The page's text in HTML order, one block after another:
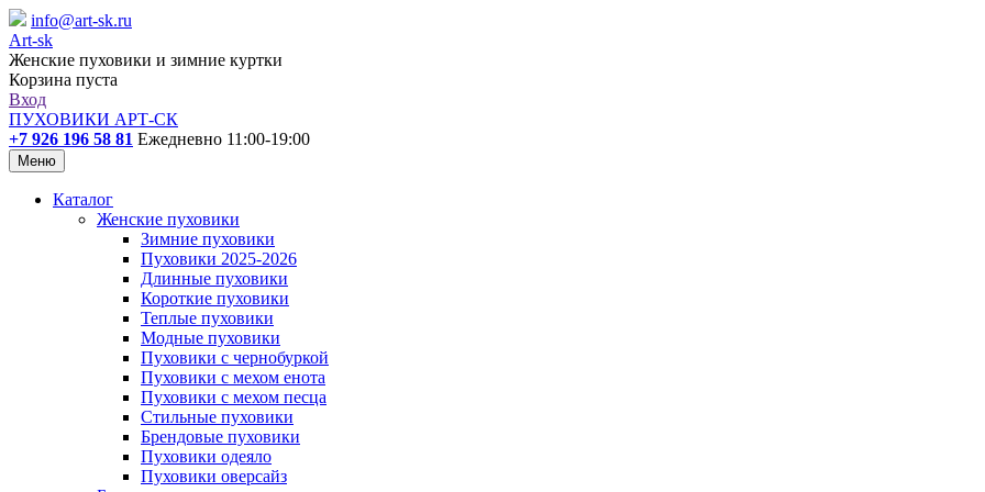
info@art-sk.ru
Art-sk
Женские пуховики и зимние куртки
Корзина пуста
Вход
ПУХОВИКИ АРТ-СК
+7 926 196 58 81 Ежедневно 11:00-19:00
Меню
Каталог
Женские пуховики
Зимние пуховики
Пуховики 2025-2026
Длинные пуховики
Короткие пуховики
Теплые пуховики
Модные пуховики
Пуховики с чернобуркой
Пуховики с мехом енота
Пуховики с мехом песца
Стильные пуховики
Брендовые пуховики
Пуховики одеяло
Пуховики оверсайз